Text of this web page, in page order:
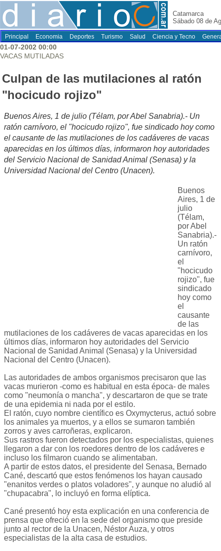
Catamarca
Sábado 08 de
Principal Economia Deportes Turismo Salud Ciencia y Tecno
01-07-2002 00:00
VACAS MUTILADAS
Culpan de las mutilaciones al ratón
"hocicudo rojizo"
Buenos Aires, 1 de julio (Télam, por Abel Sanabria).- Un
ratón carnívoro, el "hocicudo rojizo", fue sindicado hoy como
el causante de las mutilaciones de los cadáveres de vacas
aparecidas en los últimos días, informaron hoy autoridades
del Servicio Nacional de Sanidad Animal (Senasa) y la
Universidad Nacional del Centro (Unacen).
Buenos
Aires, 1 de
julio
(Télam,
por Abel
Sanabria).-
Un ratón
carnívoro,
el
"hocicudo
rojizo", fue
sindicado
hoy como
el
causante
de las
mutilaciones de los cadáveres de vacas aparecidas en los
últimos días, informaron hoy autoridades del Servicio
Nacional de Sanidad Animal (Senasa) y la Universidad
Nacional del Centro (Unacen).
Las autoridades de ambos organismos precisaron que las
vacas murieron -como es habitual en esta época- de males
como "neumonía o mancha", y descartaron de que se trate
de una epidemia ni nada por el estilo.
El ratón, cuyo nombre científico es Oxymycterus, actuó sobre
los animales ya muertos, y a ellos se sumaron también
zorros y aves carroñeras, explicaron.
Sus rastros fueron detectados por los especialistas, quienes
llegaron a dar con los roedores dentro de los cadáveres e
incluso los filmaron cuando se alimentaban.
A partir de estos datos, el presidente del Senasa, Bernado
Cané, descartó que estos fenómenos los hayan causado
"enanitos verdes o platos voladores", y aunque no aludió al
"chupacabra", lo incluyó en forma elíptica.
Cané presentó hoy esta explicación en una conferencia de
prensa que ofreció en la sede del organismo que preside
junto al rector de la Unacen, Néstor Auza, y otros
especialistas de la alta casa de estudios.